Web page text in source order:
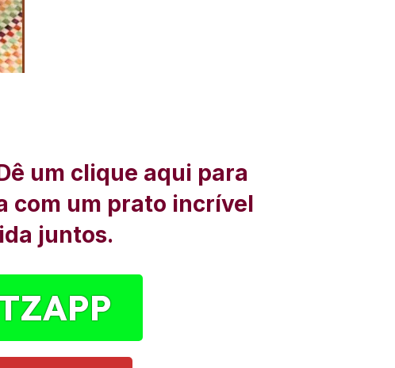
um clique aqui para
com um prato incrível
juntos.